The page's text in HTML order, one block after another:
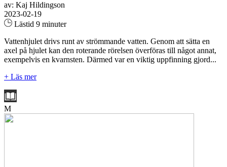
av: Kaj Hildingson
2023-02-19
Lästid 9 minuter
Vattenhjulet drivs runt av strömmande vatten. Genom att sätta en
axel på hjulet kan den roterande rörelsen överföras till något annat,
exempelvis en kvarnsten. Därmed var en viktig uppfinning gjord...
+ Läs mer
M